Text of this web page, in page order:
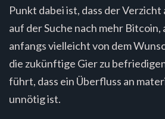
Punkt dabei ist, dass der
auf der Suche nach mehr Bitcoin,
anfangs vielleicht von dem
die zukünftige Gier zu
führt, dass ein Überfluss an
unnötig ist.